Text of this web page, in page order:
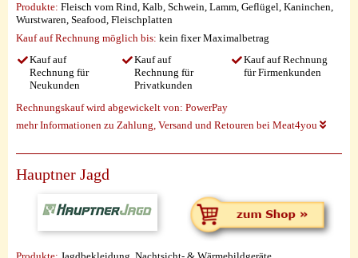
Produkte: Fleisch vom Rind, Kalb, Schwein, Lamm, Geflügel, Kaninchen,
Wurstwaren, Seafood, Fleischplatten
Kauf auf Rechnung möglich bis: kein fixer Maximalbetrag
Kauf auf
Rechnung für
Neukunden
Kauf auf
Rechnung für
Privatkunden
Kauf auf Rechnung
für Firmenkunden
Rechnungskauf wird abgewickelt von: PowerPay
mehr Informationen zu Zahlung, Versand und Retouren bei Meat4you
Hauptner Jagd